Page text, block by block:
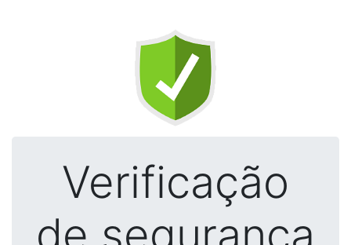
Verificação